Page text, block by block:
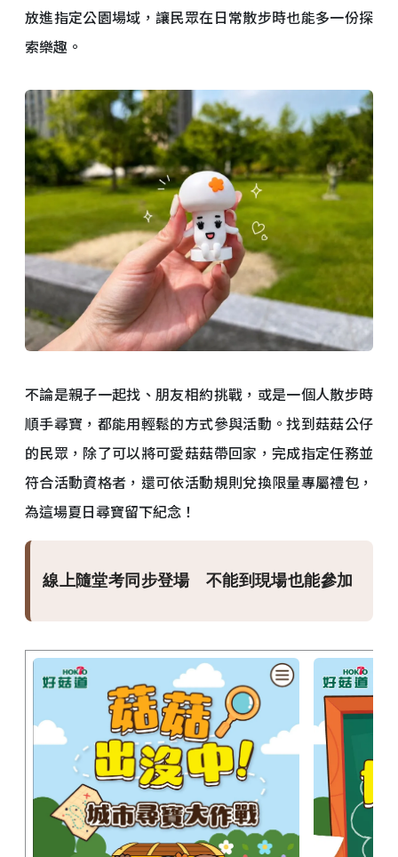
放進指定公園場域，讓民眾在日常散步時也能多一份探
索樂趣。
不論是親子一起找、朋友相約挑戰，或是一個人散步時
順手尋寶，都能用輕鬆的方式參與活動。找到菇菇公仔
的民眾，除了可以將可愛菇菇帶回家，完成指定任務並
符合活動資格者，還可依活動規則兌換限量專屬禮包，
為這場夏日尋寶留下紀念！
線上隨堂考同步登場 不能到現場也能參加